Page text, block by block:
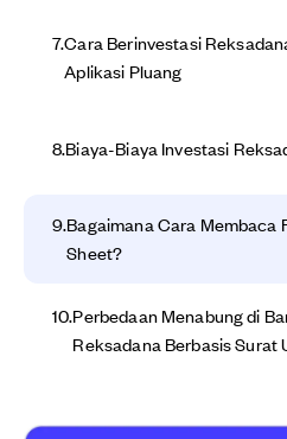
7.Cara Berinvestasi
Aplikasi Pluang
8.Biaya-Biaya Investasi
9.Bagaimana Cara Membaca
Sheet?
10.Perbedaan Menabung di
Reksadana Berbasis Surat